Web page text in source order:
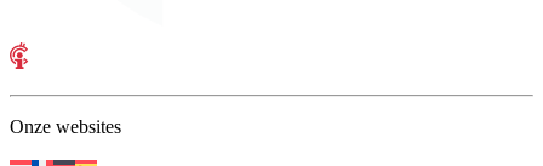
Onze websites